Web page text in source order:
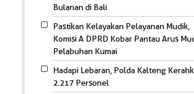
Bulanan di Bali
Pastikan Kelayakan Pelayanan Mudik,
Komisi A DPRD Kobar Pantau Arus
Pelabuhan Kumai
Hadapi Lebaran, Polda Kalteng
2.217 Personel